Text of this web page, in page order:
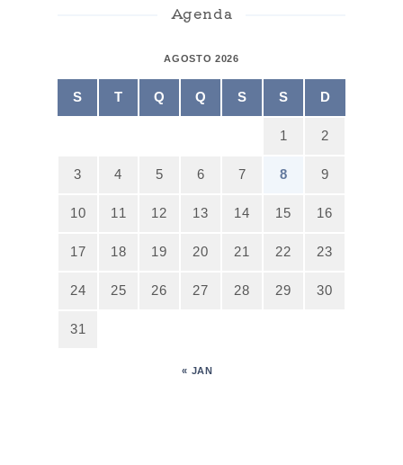
Agenda
AGOSTO 2026
S T Q Q S S D
1 2
3 4 5 6 7 8 9
10 11 12 13 14 15 16
17 18 19 20 21 22 23
24 25 26 27 28 29 30
31
« JAN